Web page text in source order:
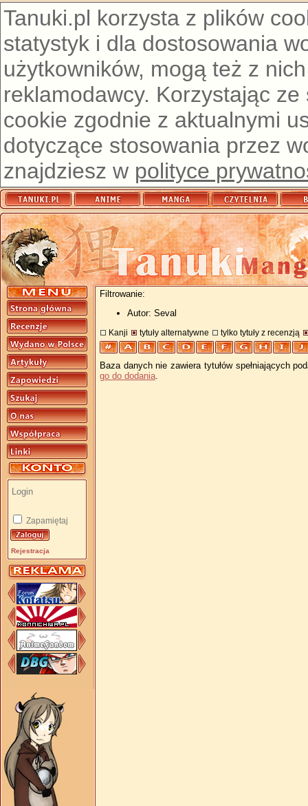
Tanuki.pl korzysta z plików
statystyk i dla dostosowania
użytkowników, mogą też z
reklamodawcy. Korzystając
cookie zgodnie z aktualnymi
dotyczące stosowania przez
znajdziesz w polityce
Zapamiętaj
Rejestracja
Filtrowanie:
Autor: Seval
Kanji tytuły alternatywne tylko tytuły z recenzją
Baza danych nie zawiera tytułów spełniających
go do dodania.